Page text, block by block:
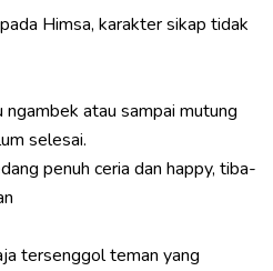
Himsa, karakter sikap tidak
atau sampai mutung
selesai.
penuh ceria dan happy, tiba-
tersenggol teman yang